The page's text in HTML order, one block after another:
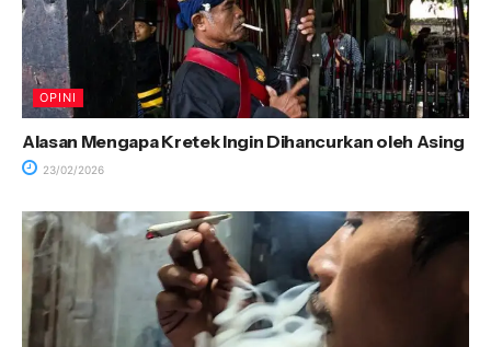
OPINI
Alasan Mengapa Kretek Ingin Dihancurkan oleh Asing
23/02/2026